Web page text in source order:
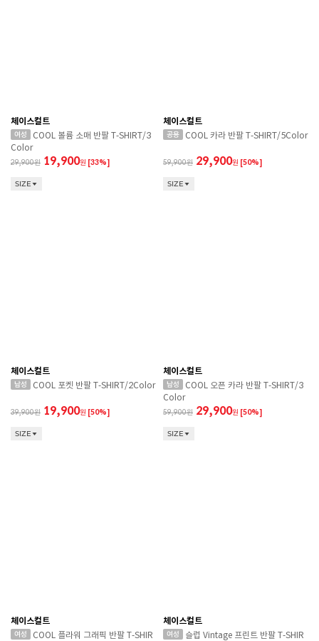
체이스컬트
COOL 볼륨 소매 반팔 T-SHIRT/3
Color
29,900 19,900원 [33%]
SIZE
체이스컬트
COOL 카라 반팔 T-SHIRT/5Color
59,900 29,900원 [50%]
SIZE
체이스컬트
COOL 포켓 반팔 T-SHIRT/2Color
39,900 19,900원 [50%]
SIZE
체이스컬트
COOL 오픈 카라 반팔 T-SHIRT/3
Color
59,900 29,900원 [50%]
SIZE
체이스컬트
COOL 플라워 그래픽 반팔 T-SHIR
체이스컬트
슬럽 Vintage 프린트 반팔 T-SHIR